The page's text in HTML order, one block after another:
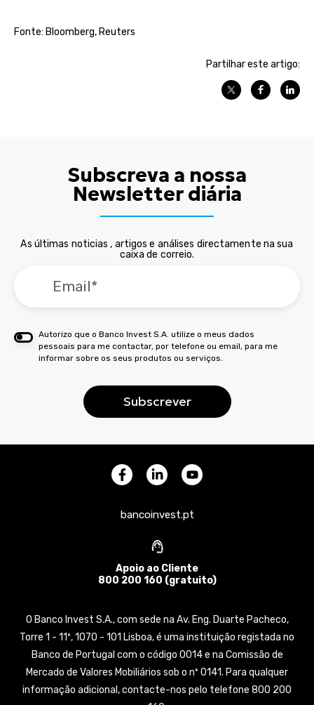
Fonte: Bloomberg, Reuters
Partilhar este artigo:
Subscreva a nossa
Newsletter diária
As últimas noticias , artigos e análises directamente na sua
caixa de correio.
Autorizo que o Banco Invest S.A. utilize o meus dados
pessoais para me contactar, por telefone ou email, para me
informar sobre os seus produtos ou serviços.
bancoinvest.pt
Apoio ao Cliente
800 200 160 (gratuito)
O Banco Invest S.A., com sede na Av. Eng. Duarte Pacheco,
Torre 1 - 11º, 1070 - 101 Lisboa, é uma instituição registada no
Banco de Portugal com o código 0014 e na Comissão de
Mercado de Valores Mobiliários sob o nº 0141. Para qualquer
informação adicional, contacte-nos pelo telefone 800 200